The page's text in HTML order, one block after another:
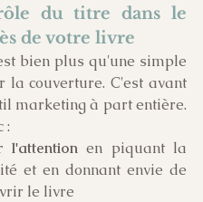
du titre dans le
de votre livre
bien plus qu'une simple
la couverture. C'est avant
marketing à part entière.
:
l'attention en piquant la
et en donnant envie de
le livre